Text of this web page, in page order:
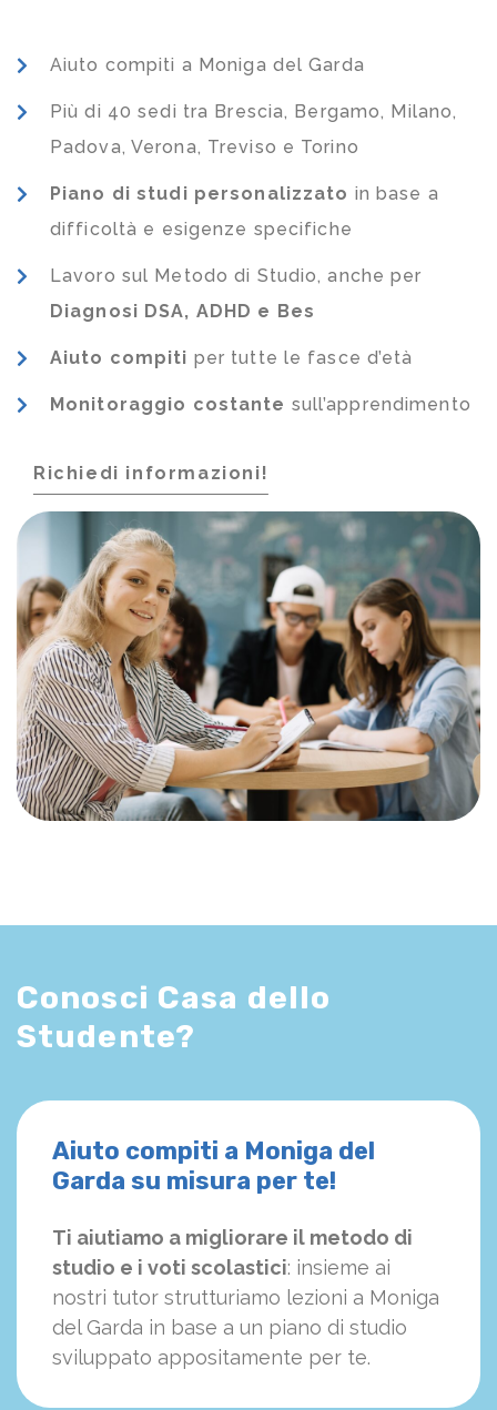
Aiuto compiti a Moniga del Garda
Più di 40 sedi tra Brescia, Bergamo, Milano,
Padova, Verona, Treviso e Torino
Piano di studi personalizzato in base a
difficoltà e esigenze specifiche
Lavoro sul Metodo di Studio, anche per
Diagnosi DSA, ADHD e Bes
Aiuto compiti per tutte le fasce d’età
Monitoraggio costante sull’apprendimento
Richiedi informazioni!
Conosci Casa dello
Studente?
Aiuto compiti a Moniga del
Garda su misura per te!
Ti aiutiamo a migliorare il metodo di
studio e i voti scolastici: insieme ai
nostri tutor strutturiamo lezioni a Moniga
del Garda in base a un piano di studio
sviluppato appositamente per te.